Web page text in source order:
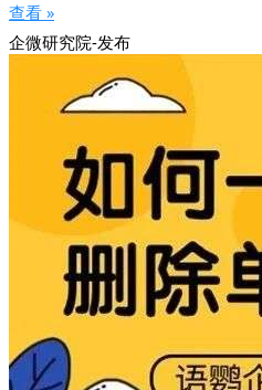
查看 »
企微研究院-发布